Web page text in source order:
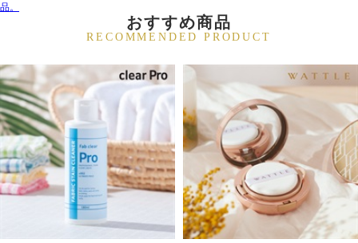
品。
おすすめ商品
RECOMMENDED PRODUCT